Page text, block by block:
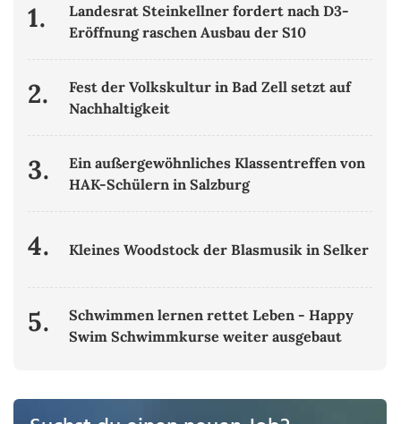
1.
Landesrat Steinkellner fordert nach D3-
Eröffnung raschen Ausbau der S10
2.
Fest der Volkskultur in Bad Zell setzt auf
Nachhaltigkeit
3.
Ein außergewöhnliches Klassentreffen von
HAK-Schülern in Salzburg
4. Kleines Woodstock der Blasmusik in Selker
5.
Schwimmen lernen rettet Leben - Happy
Swim Schwimmkurse weiter ausgebaut